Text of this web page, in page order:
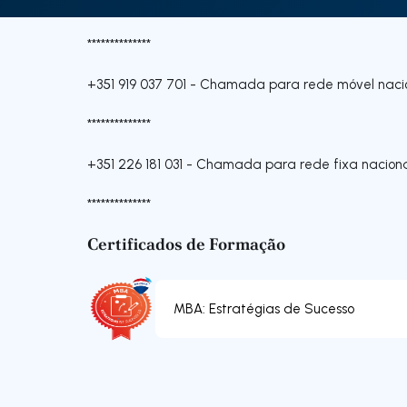
**************
+351 919 037 701 - Chamada para rede móvel
**************
+351 226 181 031 - Chamada para rede fixa
**************
Certificados de Formação
MBA: Estratégias de Sucesso